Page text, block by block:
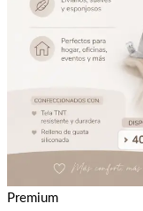
Premium